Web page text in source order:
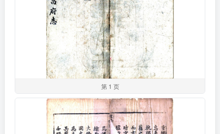
第 1 页